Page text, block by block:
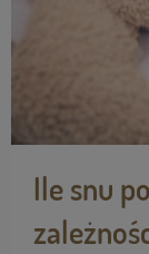
Ile snu